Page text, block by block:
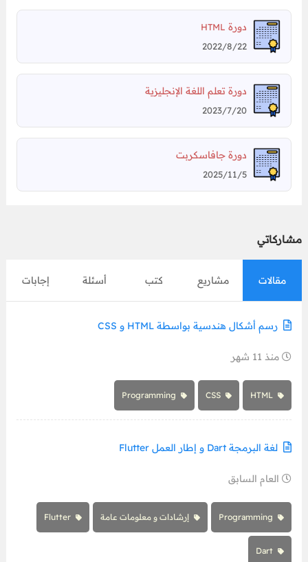
دورة HTML
2022/8/22
دورة تعلم اللغة الإنجليزية
2023/7/20
دورة جافاسكربت
2025/11/5
مشاركاتي
مقالات مشاريع كتب أسئلة إجابات
رسم أشكال هندسية بواسطة HTML و CSS
منذ 11 شهر
لغة البرمجة Dart و إطار العمل Flutter
العام السابق
إرشادات و معلومات عامة